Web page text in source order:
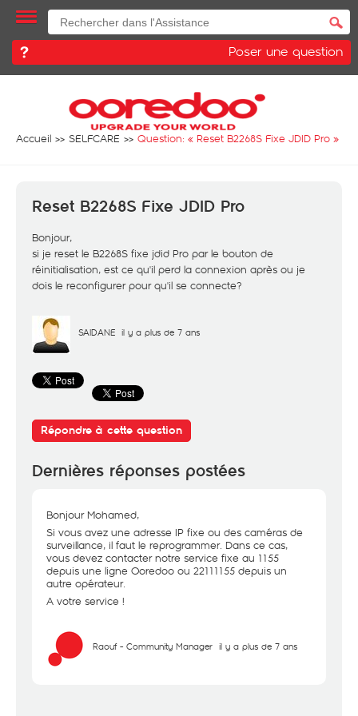
Poser une question
Accueil SELFCARE Question: « Reset B2268S Fixe JDID Pro »
Reset B2268S Fixe JDID Pro
Bonjour,
si je reset le B2268S fixe jdid Pro par le bouton de
réinitialisation, est ce qu'il perd la connexion après ou je
dois le reconfigurer pour qu'il se connecte?
SAIDANE il y a plus de 7 ans
Répondre à cette question
Dernières réponses postées
Bonjour Mohamed,
Si vous avez une adresse IP fixe ou des caméras de
surveillance, il faut le reprogrammer. Dans ce cas,
vous devez contacter notre service fixe au 1155
depuis une ligne Ooredoo ou 22111155 depuis un
autre opérateur.
A votre service !
Raouf - Community Manager il y a plus de 7 ans